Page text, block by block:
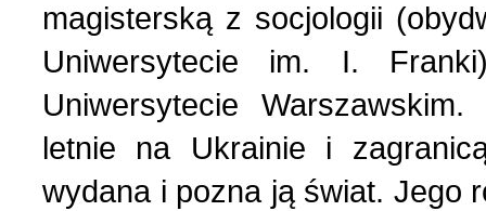
Rocznice (1)
Spotkania (1)
Strona poetycka (1)
magisterską z socjologii
Uniwersytecie im. I.
Uniwersytecie
letnie na Ukrainie i
wydana i pozna ją świat. Jego